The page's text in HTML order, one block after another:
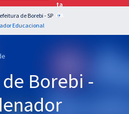
para as principais
de Borebi - SP
Educacional
Borebi -